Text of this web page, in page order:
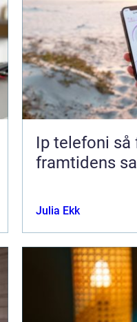
Ip telefoni så fungerar
framtidens
Julia Ekk